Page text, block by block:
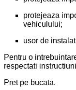
protejeaza
vehiculului;
usor de
Pentru o
respectati
Pret pe bucata.